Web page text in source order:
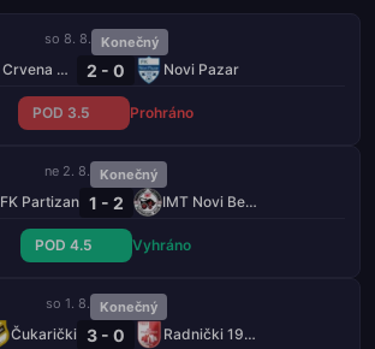
so 8. 8. Konečný
FK Crvena Zvezda 2 - 0 Novi Pazar
POD 3.5 Prohráno
ne 2. 8. Konečný
FK Partizan 1 - 2 IMT Novi Beograd
POD 4.5 Vyhráno
so 1. 8. Konečný
Čukarički 3 - 0 Radnički 1923